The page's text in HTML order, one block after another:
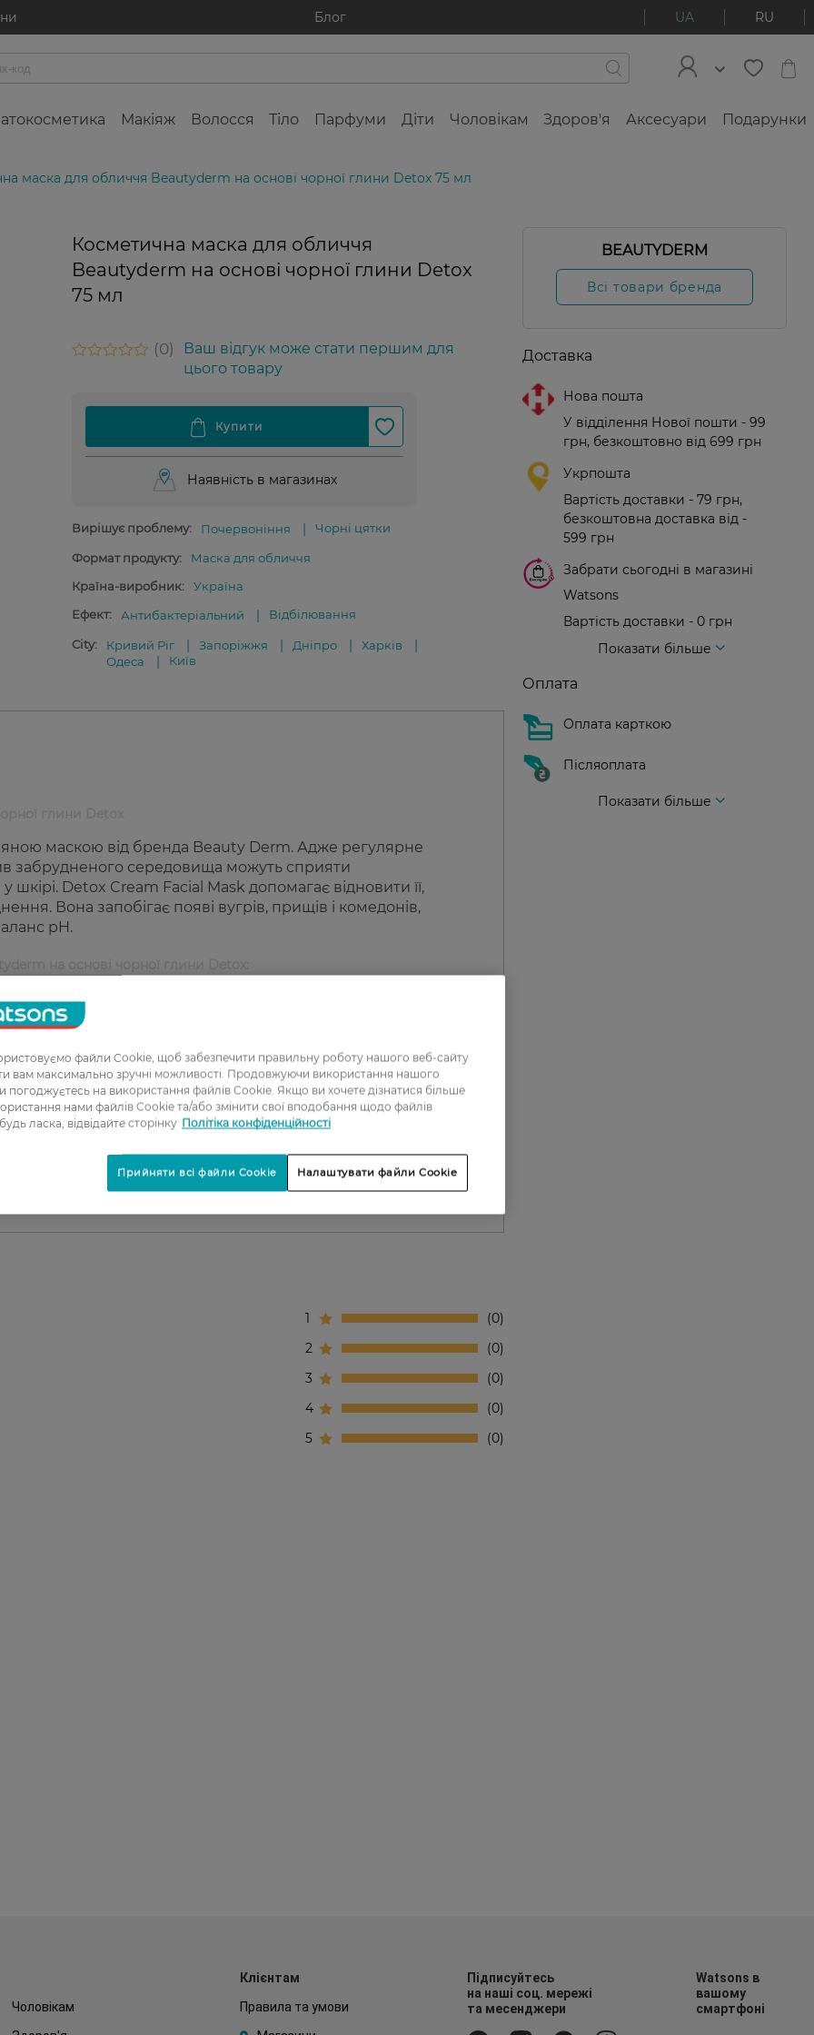
Блог UA RU
Макіяж Волосся Тіло Парфуми Діти Чоловікам Здоров'я Аксесуари Подарунки
маска для обличчя Beautyderm на основі чорної глини Detox 75 мл
Косметична маска для обличчя
Beautyderm на основі чорної глини Detox
75 мл
0
Ваш відгук може стати першим для
цього товару
Наявність в магазинах
Вирішує проблему: Почервоніння Чорні цятки
Формат продукту:
Маска для обличчя
Країна-виробник:
Україна
Ефект:
Антибактеріальний Відбілювання
City: Кривий Ріг Запоріжжя Дніпро
Харків
Одеса
Київ
маскою від бренда Beauty Derm. Адже регулярне
забрудненого середовища можуть сприяти
Detox Cream Facial Mask допомагає відновити її,
Вона запобігає появі вугрів, прищів і комедонів,
pH.
на основі чорної глини Detox:
запалення і почервоніння;
наявних чорних цяток і запобігає утворенню нових
бактерії;
не висушуючи шкіру;
дію;
епідермісу, запобігає появі пігментних плям, усуває
1
0
2
0
3
0
4
0
5
0
BEAUTYDERM
Всі товари бренда
Доставка
Нова пошта
У відділення Нової пошти - 99
грн, безкоштовно від 699 грн
Укрпошта
Вартість доставки - 79 грн,
безкоштовна доставка від -
599 грн
Забрати сьогодні в магазині
Watsons
Вартість доставки - 0 грн
Показати більше
Оплата
Оплата карткою
Післяоплата
Показати більше
Чоловікам
Клієнтам
Правила та умови
Підписуйтесь
на наші соц. мережі
та месенджери
Watsons в
вашому
смартфоні
файли Cookie, щоб забезпечити правильну роботу нашого веб-сайту
вам максимально зручні можливості. Продовжуючи використання нашого
погоджуєтесь на використання файлів Cookie. Якщо ви хочете дізнатися більше
нами файлів Cookie та/або змінити свої вподобання щодо файлів
ласка, відвідайте сторінку Політіка конфіденційності
Налаштувати файли Cookie
Прийняти всі файли Cookie